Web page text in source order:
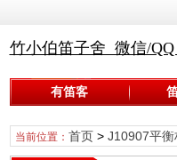
竹小伯笛子舍 微信/QQ
有笛客
当前位置： 首页> J10907平衡